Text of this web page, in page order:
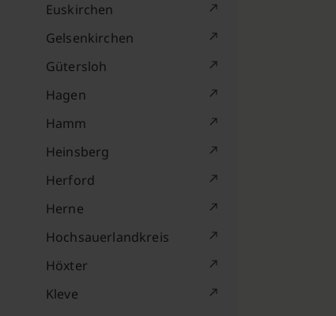
Euskirchen
Gelsenkirchen
Gütersloh
Hagen
Hamm
Heinsberg
Herford
Herne
Hochsauerlandkreis
Höxter
Kleve